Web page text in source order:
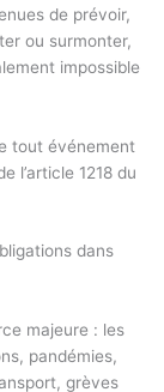
de prévoir,
ou surmonter,
impossible
tout événement
l’article 1218 du
dans
majeure : les
pandémies,
grèves